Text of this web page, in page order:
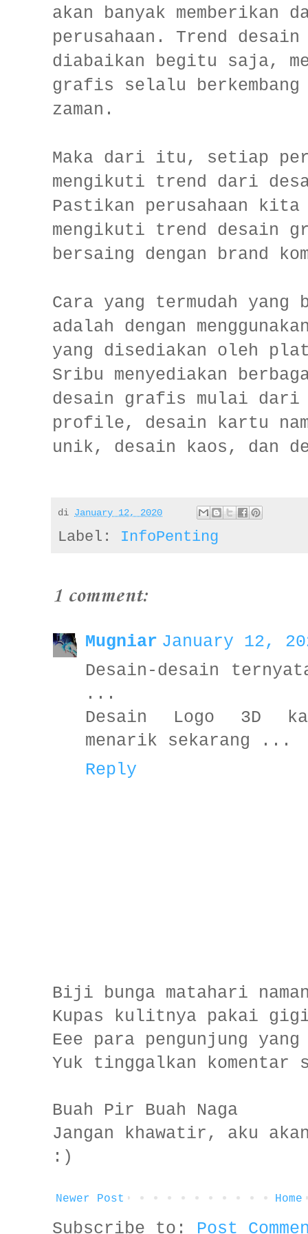
akan banyak memberikan
perusahaan. Trend
diabaikan begitu saja,
grafis selalu berkembang
zaman.
Maka dari itu, setiap
mengikuti trend dari
Pastikan perusahaan
mengikuti trend desain
bersaing dengan brand
Cara yang termudah
adalah dengan
yang disediakan oleh
Sribu menyediakan
desain grafis mulai dari
profile, desain kartu
unik, desain kaos, dan
di January 12, 2020
Label: InfoPenting
1 comment:
Mugniar January 12,
Desain-desain
...
Desain Logo 3D
menarik sekarang ...
Reply
Biji bunga matahari
Kupas kulitnya pakai
Eee para pengunjung
Yuk tinggalkan komentar
Buah Pir Buah Naga
Jangan khawatir, aku
:)
Newer Post Home
Subscribe to: Post